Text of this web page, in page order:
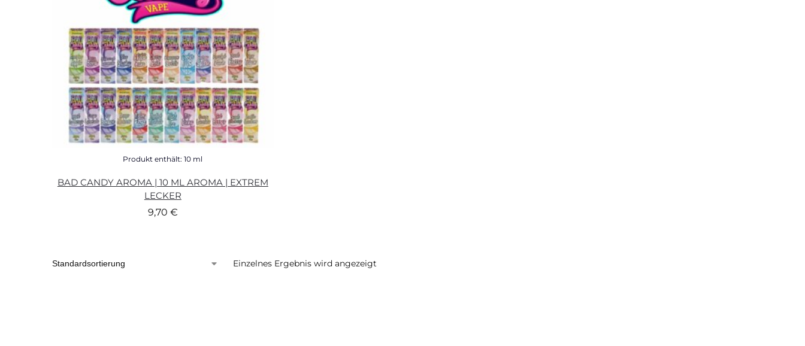
Produkt enthält: 10 ml
BAD CANDY AROMA | 10 ML AROMA | EXTREM
LECKER
9,70 €
Einzelnes Ergebnis wird angezeigt